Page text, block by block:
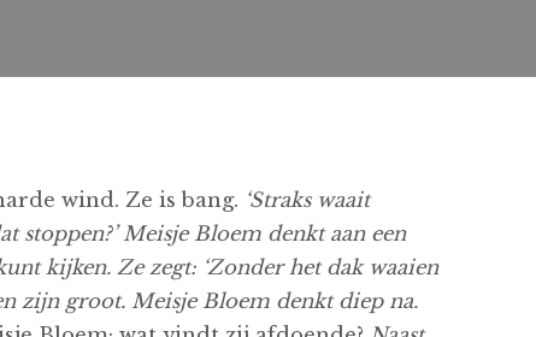
wind. Ze is bang. ‘Straks waait
stoppen?’ Meisje Bloem denkt aan een
kijken. Ze zegt: ‘Zonder het dak waaien
zijn groot. Meisje Bloem denkt diep na.